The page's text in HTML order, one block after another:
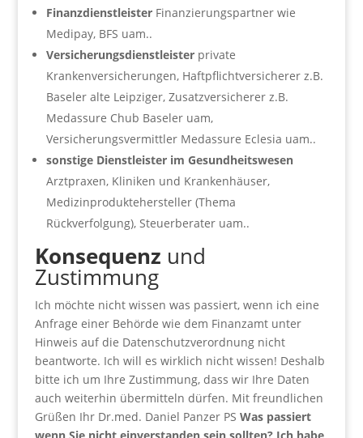
FinanzdienstleisterFinanzierungspartner wie
Medipay, BFS uam..
Versicherungsdienstleisterprivate
Krankenversicherungen, Haftpflichtversicherer z.B.
Baseler alte Leipziger, Zusatzversicherer z.B.
Medassure Chub Baseler uam,
Versicherungsvermittler Medassure Eclesia uam..
sonstige Dienstleister im Gesundheitswesen
Arztpraxen, Kliniken und Krankenhäuser,
Medizinproduktehersteller (Thema
Rückverfolgung), Steuerberater uam..
Konsequenz und
Zustimmung
Ich möchte nicht wissen was passiert, wenn ich eine
Anfrage einer Behörde wie dem Finanzamt unter
Hinweis auf die Datenschutzverordnung nicht
beantworte. Ich will es wirklich nicht wissen! Deshalb
bitte ich um Ihre Zustimmung, dass wir Ihre Daten
auch weiterhin übermitteln dürfen. Mit freundlichen
Grüßen Ihr Dr.med. Daniel Panzer PS Was passiert